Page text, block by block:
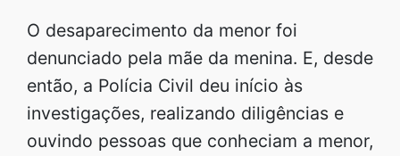
O desaparecimento da menor foi
denunciado pela mãe da menina. E, desde
então, a Polícia Civil deu início às
investigações, realizando diligências e
ouvindo pessoas que conheciam a menor,